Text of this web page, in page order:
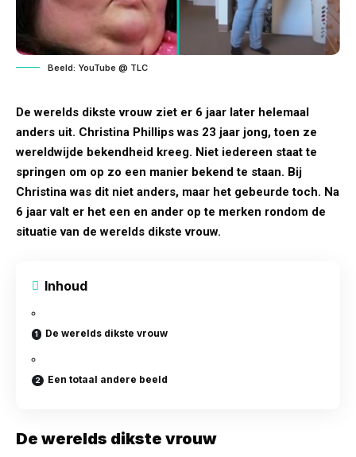
Beeld: YouTube @ TLC
De werelds dikste vrouw ziet er 6 jaar later helemaal
anders uit. Christina Phillips was 23 jaar jong, toen ze
wereldwijde bekendheid kreeg. Niet iedereen staat te
springen om op zo een manier bekend te staan. Bij
Christina was dit niet anders, maar het gebeurde toch. Na
6 jaar valt er het een en ander op te merken rondom de
situatie van de werelds dikste vrouw.
Inhoud
De werelds dikste vrouw
Een totaal andere beeld
De werelds dikste vrouw